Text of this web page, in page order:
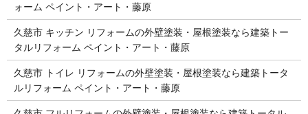
ォーム ペイント・アート・藤原
久慈市 キッチン リフォームの外壁塗装・屋根塗装なら建築トー
タルリフォーム ペイント・アート・藤原
久慈市 トイレ リフォームの外壁塗装・屋根塗装なら建築トータ
ルリフォーム ペイント・アート・藤原